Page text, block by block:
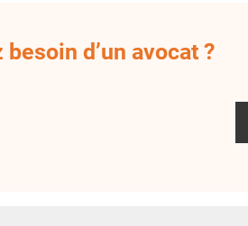
d’un avocat ?